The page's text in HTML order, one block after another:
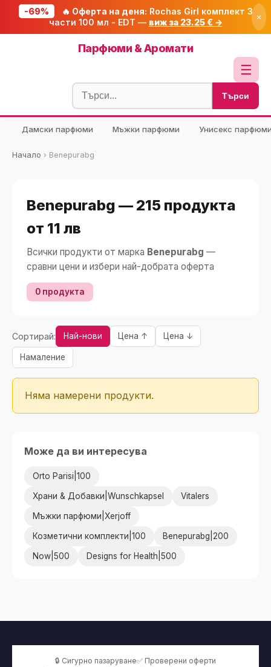
-69% 🔥 Оферта на деня: Rochas Girl комплект 3
части 100 мл - EDT — виж за 23.25 € → ×
Парфюми & Аромати
☰
Блог
🧮 Калкулатори
🔍 Намери продукт
Търси
Дамски парфюми Мъжки парфюми Унисекс
Начало › Benepurabg
Benepurabg — 215 продукта
от 11 лв
Всички продукти от марка Benepurabg —
сравни цени и избери най-добрата оферта
0 продукта
Сортирай: Най-нови Цена ↑ Цена ↓
Намаление
Няма намерени продукти.
Може да ви интересува
Orto Parisi|100
Храни & Добавки|Wunschkapsel Vitalers
Мъжки парфюми|Xerjoff
Козметични комплекти|100 Benepurabg|200
Now|500 Designs for Health|500
🔒 Сигурно пазаруване✅ Проверени оферти